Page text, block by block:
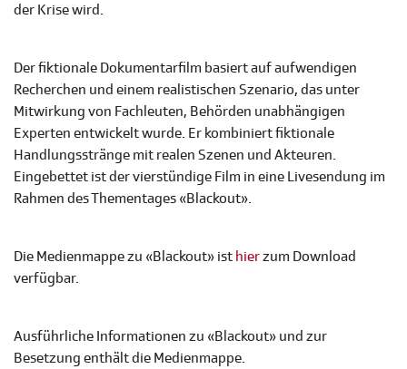
der Krise wird.
Der fiktionale Dokumentarfilm basiert auf aufwendigen
Recherchen und einem realistischen Szenario, das unter
Mitwirkung von Fachleuten, Behörden unabhängigen
Experten entwickelt wurde. Er kombiniert fiktionale
Handlungsstränge mit realen Szenen und Akteuren.
Eingebettet ist der vierstündige Film in eine Livesendung im
Rahmen des Thementages «Blackout».
Die Medienmappe zu «Blackout» ist hierzum Download
verfügbar.
Ausführliche Informationen zu «Blackout» und zur
Besetzung enthält die Medienmappe.